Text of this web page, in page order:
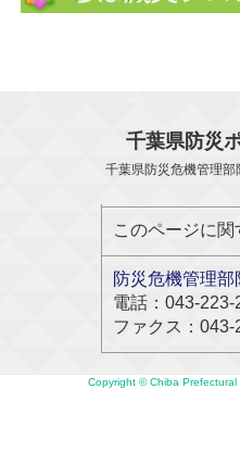
千葉県防災
千葉県防災危機
このページに
防災危機管理部
電話：043-223-
ファクス：043-
Copyright © Chiba Prefectural